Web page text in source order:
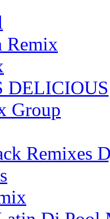
Remix
DELICIOUS
Group
Remixes